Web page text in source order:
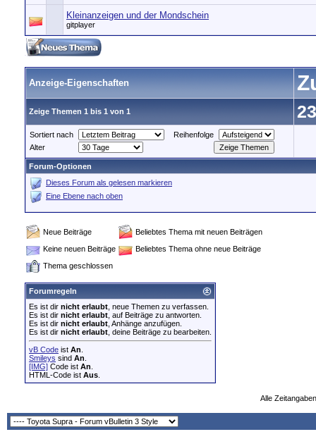
Kleinanzeigen und der Mondschein
gitplayer
Anzeige-Eigenschaften
Zeige Themen 1 bis 1 von 1
Sortiert nach
Reihenfolge
Alter
Forum-Optionen
Dieses Forum als gelesen markieren
Eine Ebene nach oben
Neue Beiträge
Beliebtes Thema mit neuen Beiträgen
Keine neuen Beiträge
Beliebtes Thema ohne neue Beiträge
Thema geschlossen
Forumregeln
Es ist dir nicht erlaubt , neue Themen zu verfassen.
Es ist dir nicht erlaubt , auf Beiträge zu antworten.
Es ist dir nicht erlaubt , Anhänge anzufügen.
Es ist dir nicht erlaubt , deine Beiträge zu bearbeiten.
vB Code ist An
Smileys sind An
[IMG] Code ist An
HTML-Code ist Aus
Alle